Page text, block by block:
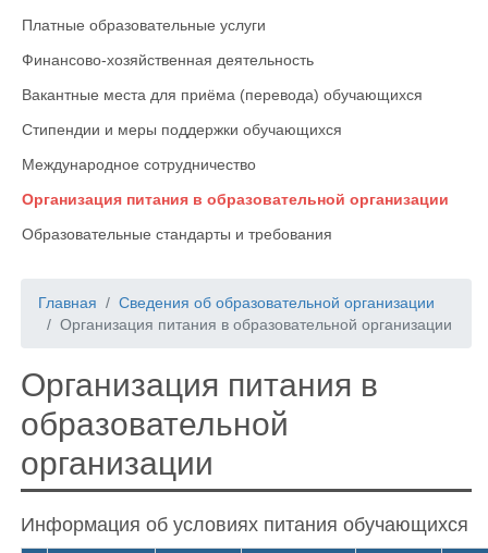
Платные образовательные услуги
Финансово-хозяйственная деятельность
Вакантные места для приёма (перевода) обучающихся
Стипендии и меры поддержки обучающихся
Международное сотрудничество
Организация питания в образовательной организации
Образовательные стандарты и требования
Главная
Сведения об образовательной организации
Организация питания в образовательной организации
Организация питания в
образовательной
организации
Информация об условиях питания обучающихся